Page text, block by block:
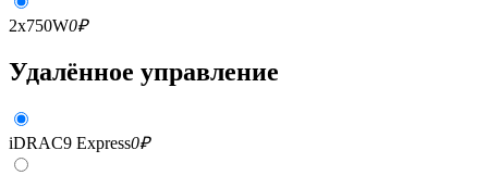
2x750W0₽
Удалённое управление
iDRAC9 Express0₽